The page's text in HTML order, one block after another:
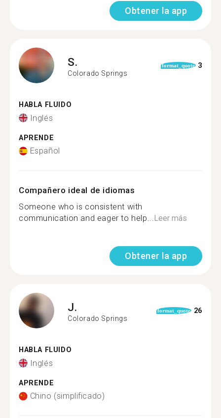
Obtener la app
S.
Colorado Springs
format_quote 3
HABLA FLUIDO
Inglés
APRENDE
Español
Compañero ideal de idiomas
Someone who is consistent with
communication and eager to help...Leer más
Obtener la app
J.
Colorado Springs
format_quote 26
HABLA FLUIDO
Inglés
APRENDE
Chino (simplificado)